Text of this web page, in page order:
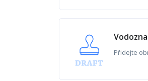
Přidejte